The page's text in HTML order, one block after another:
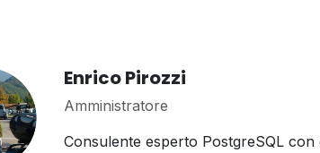
Enrico Pirozzi
Amministratore
Consulente esperto PostgreSQL con